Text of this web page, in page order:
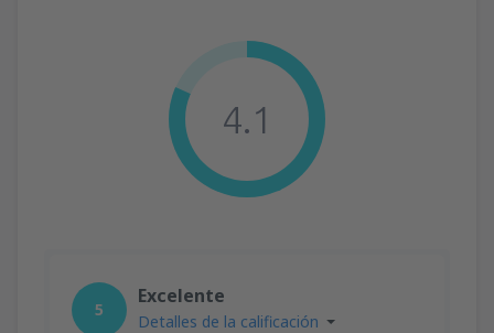
4.1
5
Excelente
Detalles de la calificación